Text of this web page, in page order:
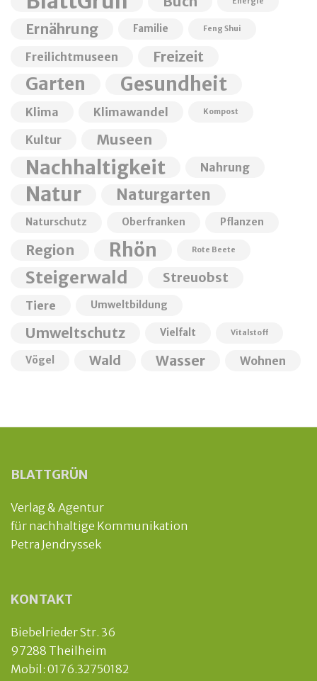
Ernährung Familie Feng Shui
Freilichtmuseen Freizeit
Garten Gesundheit
Klima Klimawandel Kompost
Kultur Museen
Nachhaltigkeit Nahrung
Natur Naturgarten
Naturschutz Oberfranken Pflanzen
Region Rhön Rote Beete
Steigerwald Streuobst
Tiere Umweltbildung
Umweltschutz Vielfalt Vitalstoff
Vögel Wald Wasser Wohnen
BLATTGRÜN
Verlag & Agentur
für nachhaltige Kommunikation
Petra Jendryssek
KONTAKT
Biebelrieder Str. 36
97288 Theilheim
Mobil: 0176.32750182